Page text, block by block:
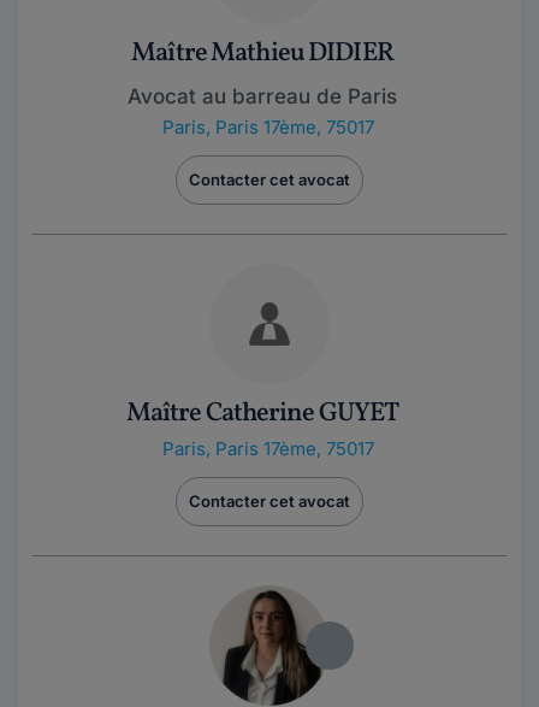
Maître Mathieu DIDIER
Avocat au barreau de Paris
Paris, Paris 17ème, 75017
Contacter cet avocat
Maître Catherine GUYET
Paris, Paris 17ème, 75017
Contacter cet avocat